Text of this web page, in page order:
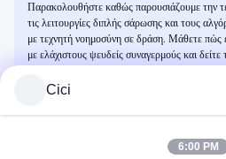
Παρακολουθήστε καθώς παρουσιάζουμε την
τις λειτουργίες διπλής σάρωσης και τους
με τεχνητή νοημοσύνη σε δράση. Μάθετε πώς
με ελάχιστους ψευδείς συναγερμούς και
Cici
6:00 PM